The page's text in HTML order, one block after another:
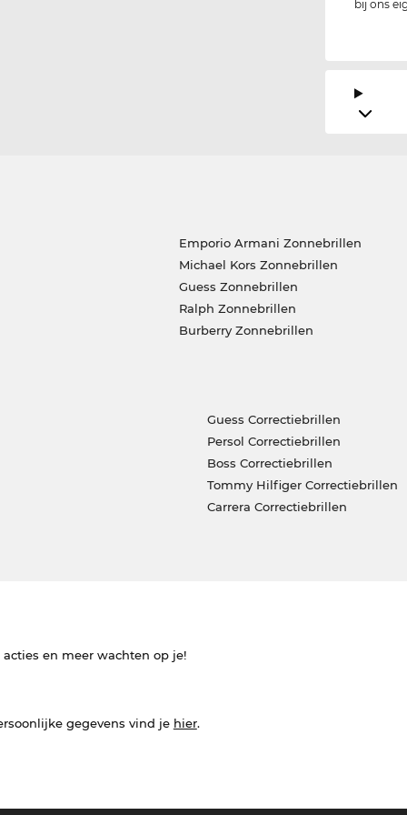
bij ons
Emporio Armani Zonnebrillen
Michael Kors Zonnebrillen
Guess Zonnebrillen
Ralph Zonnebrillen
Burberry Zonnebrillen
Guess Correctiebrillen
Persol Correctiebrillen
Boss Correctiebrillen
Tommy Hilfiger Correctiebrillen
Carrera Correctiebrillen
en meer wachten op je!
gegevens vind je hier.